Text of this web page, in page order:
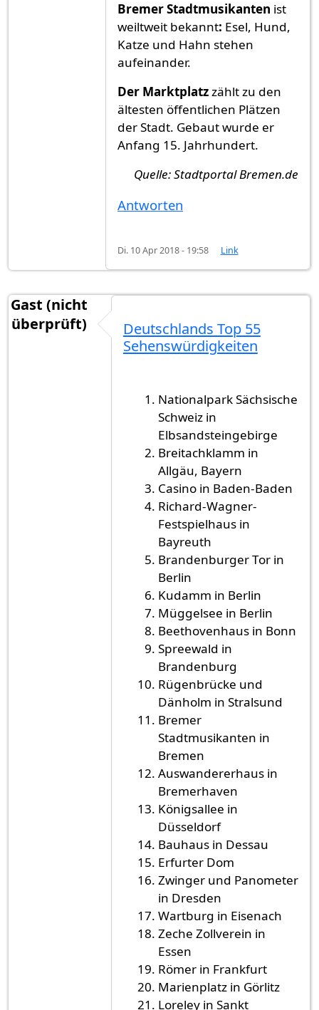
Bremer Stadtmusikanten ist
weiltweit bekannt: Esel, Hund,
Katze und Hahn stehen
aufeinander.
Der Marktplatzzählt zu den
ältesten öffentlichen Plätzen
der Stadt. Gebaut wurde er
Anfang 15. Jahrhundert.
Quelle: Stadtportal Bremen.de
Antworten
Di. 10 Apr 2018 - 19:58 Link
Gast (nicht
überprüft)
Deutschlands Top 55
Sehenswürdigkeiten
Nationalpark Sächsische
Schweiz in
Elbsandsteingebirge
Breitachklamm in
Allgäu, Bayern
Casino in Baden-Baden
Richard-Wagner-
Festspielhaus in
Bayreuth
Brandenburger Tor in
Berlin
Kudamm in Berlin
Müggelsee in Berlin
Beethovenhaus in Bonn
Spreewald in
Brandenburg
Rügenbrücke und
Dänholm in Stralsund
Bremer
Stadtmusikanten in
Bremen
Auswandererhaus in
Bremerhaven
Königsallee in
Düsseldorf
Bauhaus in Dessau
Erfurter Dom
Zwinger und Panometer
in Dresden
Wartburg in Eisenach
Zeche Zollverein in
Essen
Römer in Frankfurt
Marienplatz in Görlitz
Loreley in Sankt